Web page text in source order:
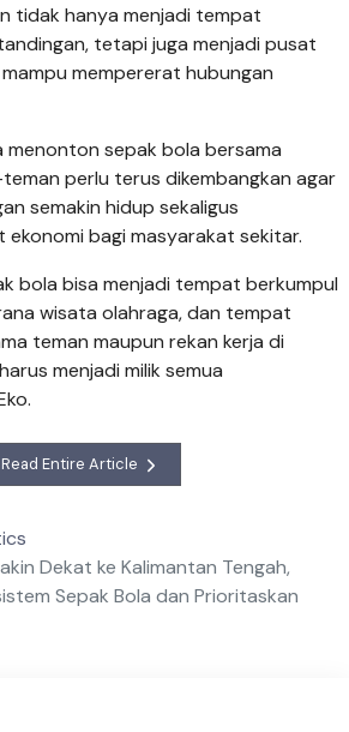
tidak hanya menjadi tempat
tetapi juga menjadi pusat
mempererat hubungan
sepak bola bersama
perlu terus dikembangkan agar
semakin hidup sekaligus
ekonomi bagi masyarakat sekitar.
bola bisa menjadi tempat berkumpul
wisata olahraga, dan tempat
teman maupun rekan kerja di
menjadi milik semua
Read Entire Article
Dekat ke Kalimantan Tengah,
Sepak Bola dan Prioritaskan